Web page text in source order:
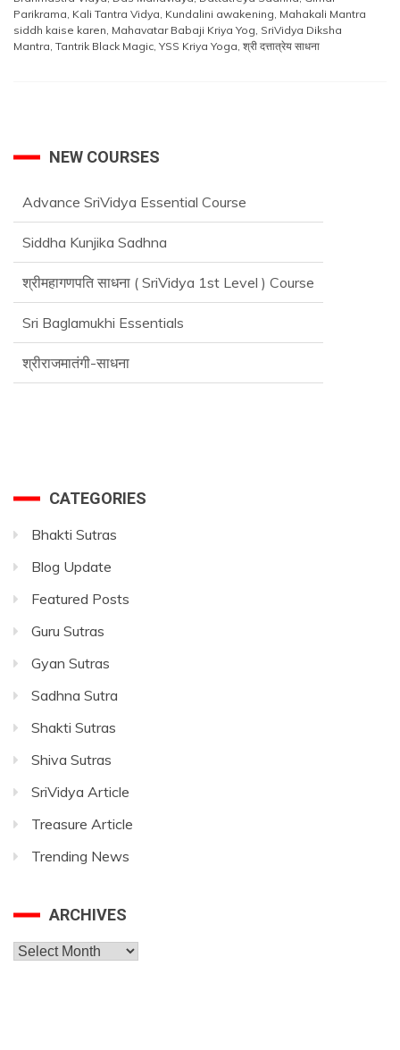
Parikrama, Kali Tantra Vidya, Kundalini awakening, Mahakali Mantra
siddh kaise karen, Mahavatar Babaji Kriya Yog, SriVidya Diksha
Mantra, Tantrik Black Magic, YSS Kriya Yoga, श्री दत्तात्रेय साधना
NEW COURSES
Advance SriVidya Essential Course
Siddha Kunjika Sadhna
श्रीमहागणपति साधना ( SriVidya 1st Level ) Course
Sri Baglamukhi Essentials
श्रीराजमातंगी-साधना
CATEGORIES
Bhakti Sutras
Blog Update
Featured Posts
Guru Sutras
Gyan Sutras
Sadhna Sutra
Shakti Sutras
Shiva Sutras
SriVidya Article
Treasure Article
Trending News
ARCHIVES
Archives